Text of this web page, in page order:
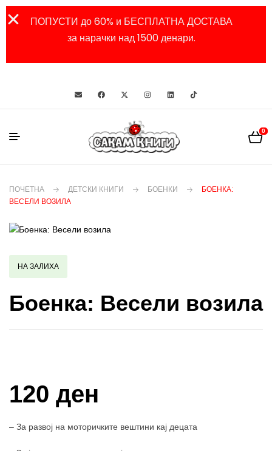
ПОПУСТИ до 60% и БЕСПЛАТНА ДОСТАВА
за нарачки над 1500 денари.
0
ПОЧЕТНА ДЕТСКИ КНИГИ БОЕНКИ
БОЕНКА:
ВЕСЕЛИ ВОЗИЛА
НА ЗАЛИХА
Боенка: Весели возила
120 ден
– За развој на моторичките вештини кај децата